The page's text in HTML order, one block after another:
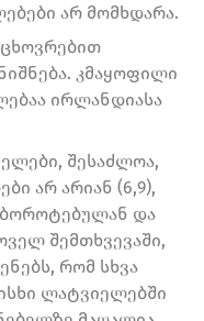
არ მომხდარა.
ცხოვრებით
კმაყოფილი
ირლანდიასა
შესაძლოა,
არ არიან (6,9),
და
შემთხვევაში,
რომ სხვა
ლატვიელებში